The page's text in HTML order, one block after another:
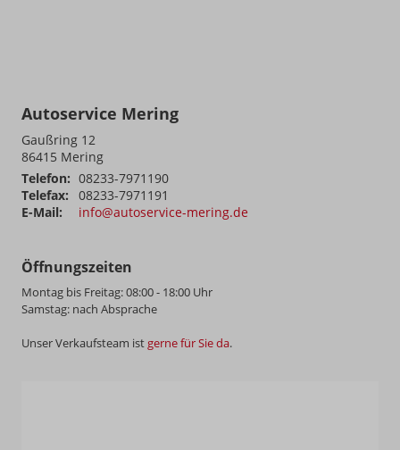
Autoservice Mering
Gaußring 12
86415 Mering
Telefon: 08233-7971190
Telefax:
08233-7971191
E-Mail:
info@autoservice-mering.de
Öffnungszeiten
Montag bis Freitag: 08:00 - 18:00 Uhr
Samstag: nach Absprache
Unser Verkaufsteam ist gerne für Sie da.